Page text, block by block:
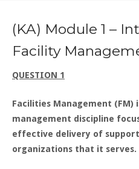
(KA) Module 1 –
Facility
QUESTION 1
Facilities Management (FM)
management discipline
effective delivery of
organizations that it serves.